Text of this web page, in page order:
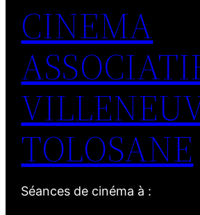
CINEMA
TOLOSANE
Séances de cinéma à :